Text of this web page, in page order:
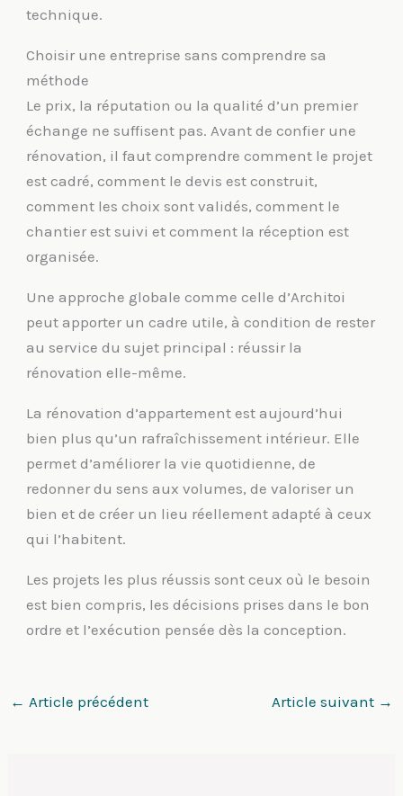
technique.
Choisir une entreprise sans comprendre sa
méthode
Le prix, la réputation ou la qualité d’un premier
échange ne suffisent pas. Avant de confier une
rénovation, il faut comprendre comment le projet
est cadré, comment le devis est construit,
comment les choix sont validés, comment le
chantier est suivi et comment la réception est
organisée.
Une approche globale comme celle d’Architoi
peut apporter un cadre utile, à condition de rester
au service du sujet principal : réussir la
rénovation elle-même.
La rénovation d’appartement est aujourd’hui
bien plus qu’un rafraîchissement intérieur. Elle
permet d’améliorer la vie quotidienne, de
redonner du sens aux volumes, de valoriser un
bien et de créer un lieu réellement adapté à ceux
qui l’habitent.
Les projets les plus réussis sont ceux où le besoin
est bien compris, les décisions prises dans le bon
ordre et l’exécution pensée dès la conception.
← Article précédent Article suivant →